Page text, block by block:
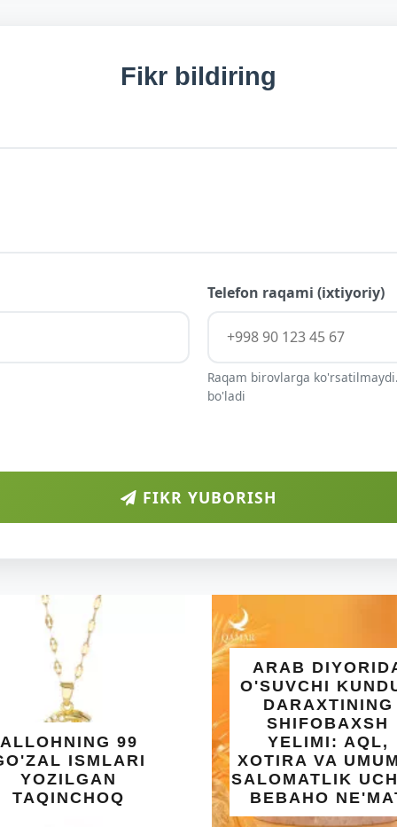
Fikr bildiring
Telefon raqami (ixtiyoriy)
Raqam birovlarga
bo'ladi
FIKR YUBORISH
ARAB DIYORIDA
O'SUVCHI KUNDUR
DARAXTINING
SHIFOBAXSH
YELIMI: AQL,
XOTIRA VA UMUMIY
SALOMATLIK UCHUN
BEBAHO NE'MAT